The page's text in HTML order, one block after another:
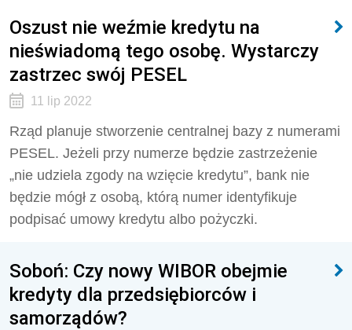
Oszust nie weźmie kredytu na
nieświadomą tego osobę. Wystarczy
zastrzec swój PESEL
11 lip 2022
Rząd planuje stworzenie centralnej bazy z numerami
PESEL. Jeżeli przy numerze będzie zastrzeżenie
„nie udziela zgody na wzięcie kredytu”, bank nie
będzie mógł z osobą, którą numer identyfikuje
podpisać umowy kredytu albo pożyczki.
Soboń: Czy nowy WIBOR obejmie
kredyty dla przedsiębiorców i
samorządów?